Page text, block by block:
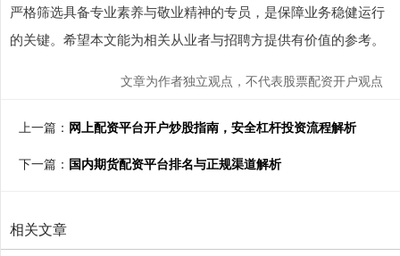
严格筛选具备专业素养与敬业精神的专员，是保障业务稳健运行
的关键。希望本文能为相关从业者与招聘方提供有价值的参考。
文章为作者独立观点，不代表股票配资开户观点
上一篇： 网上配资平台开户炒股指南，安全杠杆投资流程解析
下一篇： 国内期货配资平台排名与正规渠道解析
相关文章